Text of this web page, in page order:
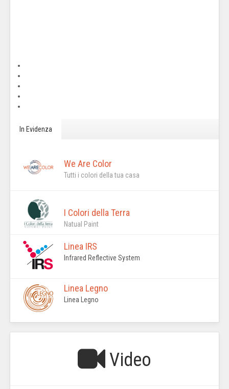
In Evidenza
We Are Color
Tutti i colori della tua casa
I Colori della Terra
Natual Paint
Linea IRS
Infrared Reflective System
Linea Legno
Linea Legno
Video